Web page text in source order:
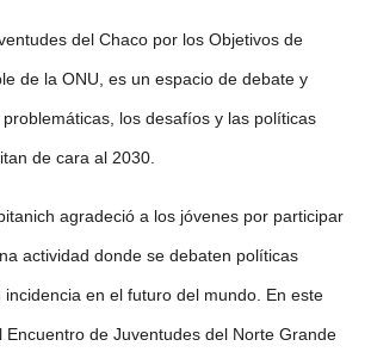
del Chaco por los Objetivos de
de la ONU, es un espacio de debate y
los desafíos y las políticas
de cara al 2030.
agradeció a los jóvenes por participar
actividad donde se debaten políticas
incidencia en el futuro del mundo. En este
Encuentro de Juventudes del Norte Grande